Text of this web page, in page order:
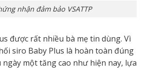
nhận đảm bảo VSATTP
được rất nhiều bà mẹ tin dùng. Vì
siro Baby Plus là hoàn toàn đúng
ngày một tăng cao như hiện nay, lựa